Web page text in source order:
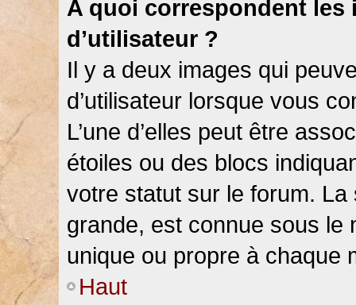
A quoi correspondent les
d’utilisateur ?
Il y a deux images qui
d’utilisateur lorsque vous
L’une d’elles peut être
étoiles ou des blocs
votre statut sur le forum.
grande, est connue sous le
unique ou propre à chaque
Haut